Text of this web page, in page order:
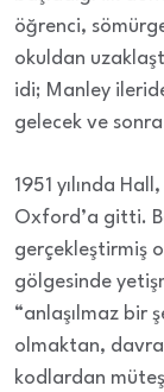
öğrenci,
okuldan
idi; Manley
gelecek ve
1951 yılında
Oxford’a gitti.
gerçekleştirmiş
gölgesinde
“anlaşılmaz bir
olmaktan,
kodlardan